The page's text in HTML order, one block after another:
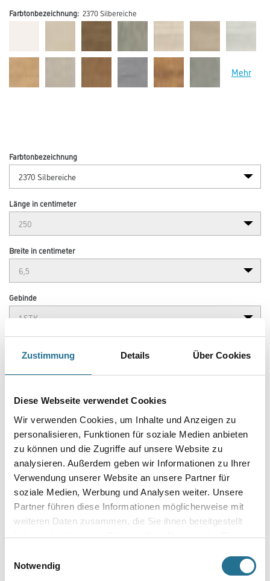
Zustimmung Details Über Cookies
Diese Webseite verwendet Cookies
Wir verwenden Cookies, um Inhalte und Anzeigen zu
personalisieren, Funktionen für soziale Medien anbieten
zu können und die Zugriffe auf unsere Website zu
analysieren. Außerdem geben wir Informationen zu Ihrer
Verwendung unserer Website an unsere Partner für
soziale Medien, Werbung und Analysen weiter. Unsere
Partner führen diese Informationen möglicherweise mit
weiteren Daten zusammen, die Sie ihnen bereitgestellt
haben oder die sie im Rahmen Ihrer Nutzung der Dienste
Notwendig
Farbtonbezeichnung: 2370 Silbereiche
Mehr
Farbtonbezeichnung
Länge in centimeter
Breite in centimeter
Gebinde
Umrechnungsfaktoren
VIELLEICHT GEFÄLLT IHNEN AUCH...